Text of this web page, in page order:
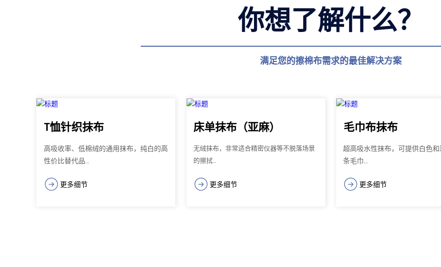
你想了解什么？
满足您的擦棉布需求的最佳解决方案
T恤针织抹布
高吸收率、低棉绒的通用抹布，纯白的高
性价比替代品…
更多细节
床单抹布（亚麻）
无绒抹布，非常适合精密仪器等不脱落场景
的擦拭…
更多细节
毛巾布抹布
超高吸水性抹布，可提供白色
条毛巾…
更多细节